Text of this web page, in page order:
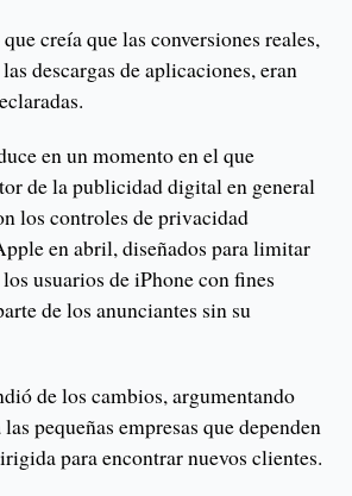
creía que las conversiones reales,
descargas de aplicaciones, eran
en un momento en el que
de la publicidad digital en general
los controles de privacidad
en abril, diseñados para limitar
usuarios de iPhone con fines
de los anunciantes sin su
de los cambios, argumentando
pequeñas empresas que dependen
para encontrar nuevos clientes.